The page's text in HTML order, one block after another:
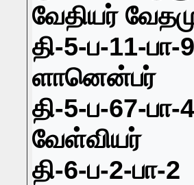
வேதியர்
தி-5-ப-11-பா-9
ளானென்பர்
தி-5-ப-67-பா-4
வேள்வியர்
தி-6-ப-2-பா-2